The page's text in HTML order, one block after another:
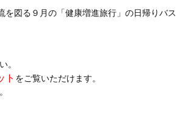
図る９月の「健康増進旅行」の日帰りバス
。
ト をご覧いただけます。